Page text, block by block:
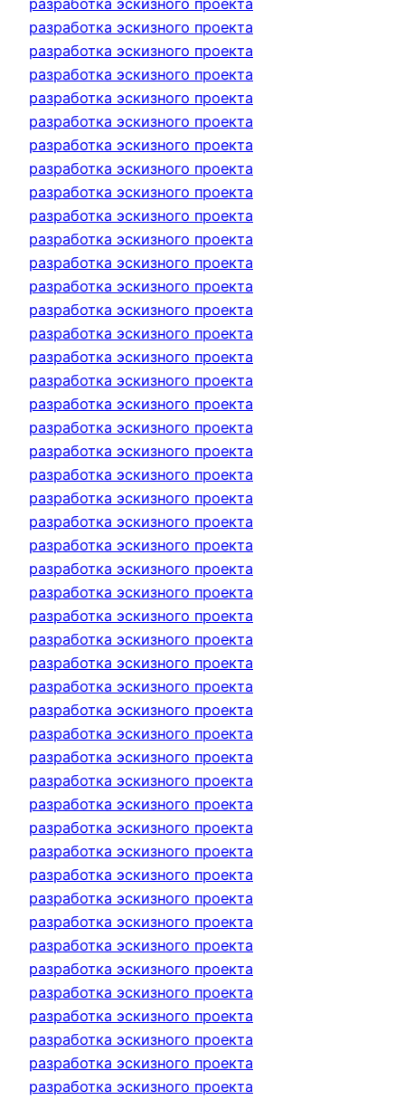
разработка эскизного проекта
разработка эскизного проекта
разработка эскизного проекта
разработка эскизного проекта
разработка эскизного проекта
разработка эскизного проекта
разработка эскизного проекта
разработка эскизного проекта
разработка эскизного проекта
разработка эскизного проекта
разработка эскизного проекта
разработка эскизного проекта
разработка эскизного проекта
разработка эскизного проекта
разработка эскизного проекта
разработка эскизного проекта
разработка эскизного проекта
разработка эскизного проекта
разработка эскизного проекта
разработка эскизного проекта
разработка эскизного проекта
разработка эскизного проекта
разработка эскизного проекта
разработка эскизного проекта
разработка эскизного проекта
разработка эскизного проекта
разработка эскизного проекта
разработка эскизного проекта
разработка эскизного проекта
разработка эскизного проекта
разработка эскизного проекта
разработка эскизного проекта
разработка эскизного проекта
разработка эскизного проекта
разработка эскизного проекта
разработка эскизного проекта
разработка эскизного проекта
разработка эскизного проекта
разработка эскизного проекта
разработка эскизного проекта
разработка эскизного проекта
разработка эскизного проекта
разработка эскизного проекта
разработка эскизного проекта
разработка эскизного проекта
разработка эскизного проекта
разработка эскизного проекта